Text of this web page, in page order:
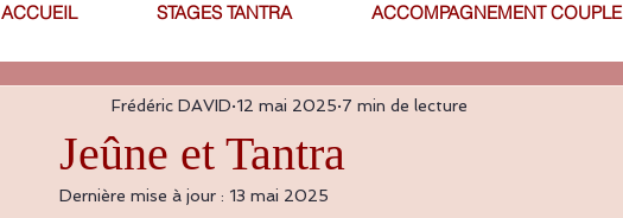
ACCUEIL STAGES TANTRA ACCOMPAGNEMENT COUPLE
Jeûne et Tantra
Frédéric DAVID 12 mai 2025 7 min de lecture
Dernière mise à jour : 13 mai 2025